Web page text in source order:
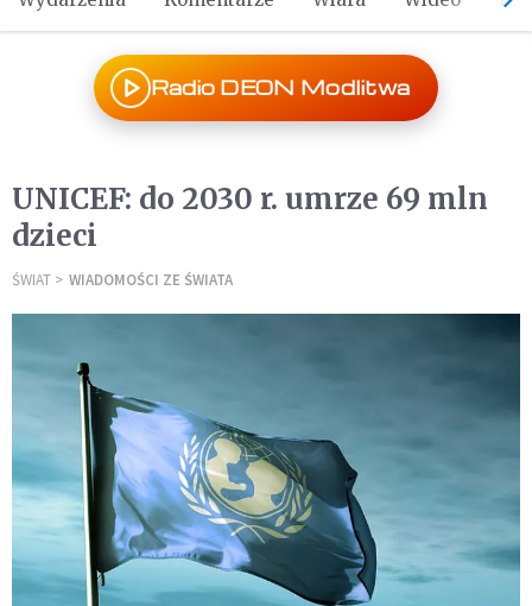
Radio DEON Modlitwa
UNICEF: do 2030 r. umrze 69 mln
dzieci
ŚWIAT WIADOMOŚCI ZE ŚWIATA